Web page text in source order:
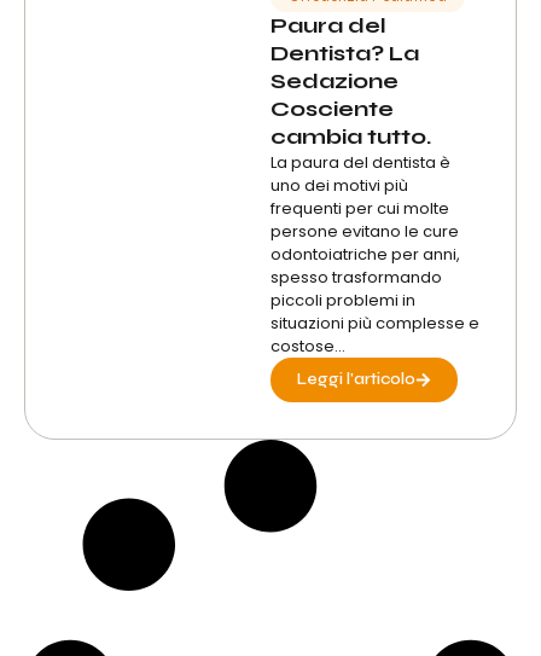
Paura del
Dentista? La
Sedazione
Cosciente
cambia tutto.
La paura del dentista è
uno dei motivi più
frequenti per cui molte
persone evitano le cure
odontoiatriche per anni,
spesso trasformando
piccoli problemi in
situazioni più complesse e
costose...
Leggi l'articolo